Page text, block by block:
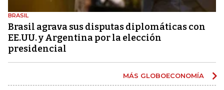
BRASIL
Brasil agrava sus disputas diplomáticas con
EE.UU. y Argentina por la elección
presidencial
MÁS GLOBOECONOMÍA